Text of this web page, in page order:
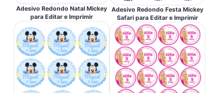
Adesivo Redondo Natal Mickey
para Editar e Imprimir
Adesivo Redondo Festa Mickey
Safari para Editar e Imprimir